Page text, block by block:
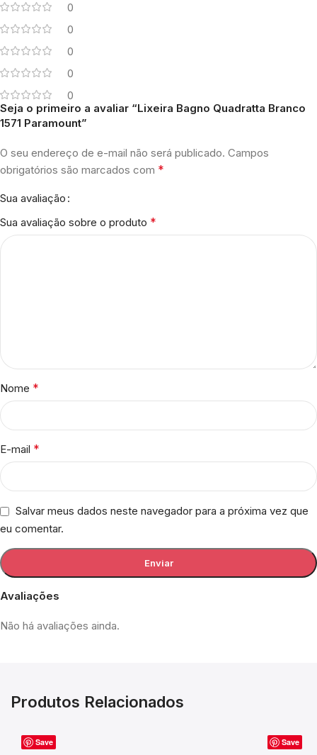
0
0
0
0
0
Avaliações
Não há avaliações ainda.
Seja o primeiro a avaliar “Lixeira Bagno Quadratta Branco
1571 Paramount”
O seu endereço de e-mail não será publicado. Campos
obrigatórios são marcados com *
Sua avaliação
Sua avaliação sobre o produto *
Nome *
E-mail *
Salvar meus dados neste navegador para a próxima vez que
eu comentar.
Produtos Relacionados
Save Save